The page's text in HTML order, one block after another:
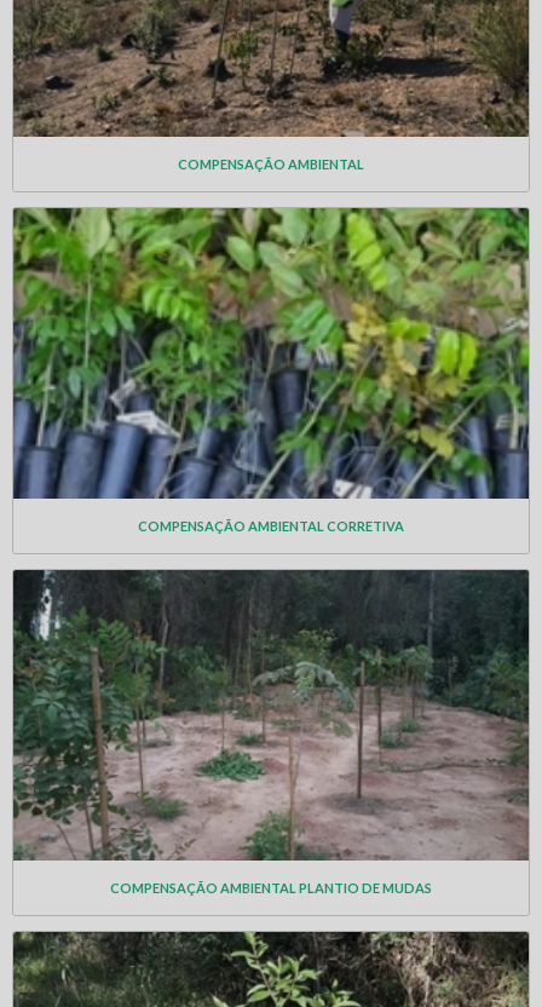
COMPENSAÇÃO AMBIENTAL
COMPENSAÇÃO AMBIENTAL CORRETIVA
COMPENSAÇÃO AMBIENTAL PLANTIO DE MUDAS